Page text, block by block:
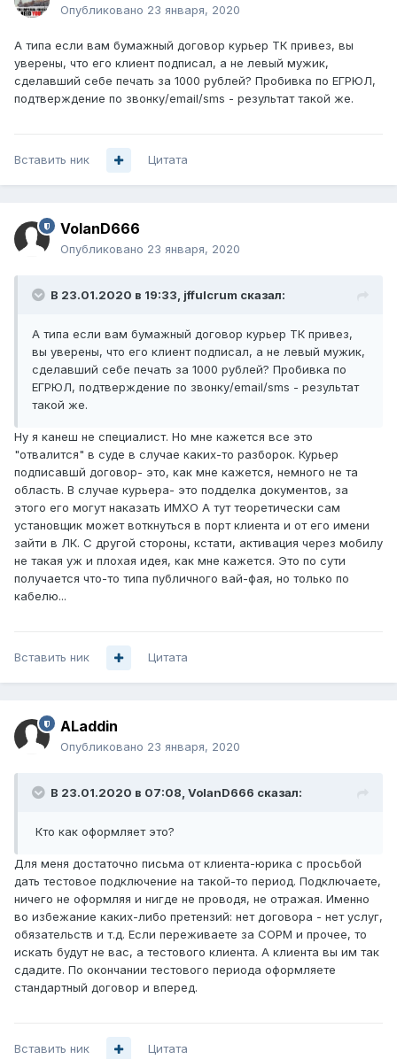
Опубликовано 23 января, 2020
А типа если вам бумажный договор курьер ТК привез, вы
уверены, что его клиент подписал, а не левый мужик,
сделавший себе печать за 1000 рублей? Пробивка по ЕГРЮЛ,
подтверждение по звонку/email/sms - результат такой же.
Вставить ник Цитата
VolanD666
Опубликовано 23 января, 2020
В 23.01.2020 в 19:33, jffulcrum сказал:
А типа если вам бумажный договор курьер ТК привез,
вы уверены, что его клиент подписал, а не левый мужик,
сделавший себе печать за 1000 рублей? Пробивка по
ЕГРЮЛ, подтверждение по звонку/email/sms - результат
такой же.
Ну я канеш не специалист. Но мне кажется все это
"отвалится" в суде в случае каких-то разборок. Курьер
подписавшй договор- это, как мне кажется, немного не та
область. В случае курьера- это подделка документов, за
этого его могут наказать ИМХО А тут теоретически сам
установщик может воткнуться в порт клиента и от его имени
зайти в ЛК. С другой стороны, кстати, активация через мобилу
не такая уж и плохая идея, как мне кажется. Это по сути
получается что-то типа публичного вай-фая, но только по
кабелю...
Вставить ник Цитата
ALaddin
Опубликовано 23 января, 2020
В 23.01.2020 в 07:08, VolanD666 сказал:
Кто как оформляет это?
Для меня достаточно письма от клиента-юрика с просьбой
дать тестовое подключение на такой-то период. Подключаете,
ничего не оформляя и нигде не проводя, не отражая. Именно
во избежание каких-либо претензий: нет договора - нет услуг,
обязательств и т.д. Если переживаете за СОРМ и прочее, то
искать будут не вас, а тестового клиента. А клиента вы им так
сдадите. По окончании тестового периода оформляете
стандартный договор и вперед.
Вставить ник Цитата